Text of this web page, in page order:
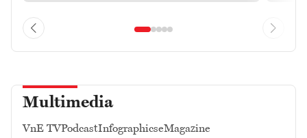
Multimedia
VnE TVPodcastInfographicseMagazine